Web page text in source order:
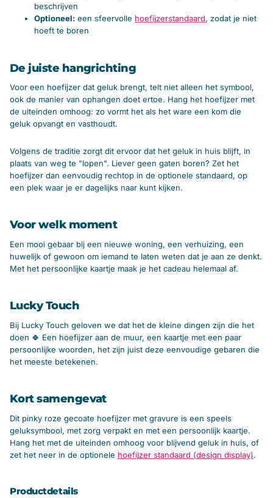
beschrijven
Optioneel: een sfeervolle hoefijzerstandaard, zodat je niet
hoeft te boren
De juiste hangrichting
Voor een hoefijzer dat geluk brengt, telt niet alleen het symbool,
ook de manier van ophangen doet ertoe. Hang het hoefijzer met
de uiteinden omhoog: zo vormt het als het ware een kom die
geluk opvangt en vasthoudt.
Volgens de traditie zorgt dit ervoor dat het geluk in huis blijft, in
plaats van weg te "lopen". Liever geen gaten boren? Zet het
hoefijzer dan eenvoudig rechtop in de optionele standaard, op
een plek waar je er dagelijks naar kunt kijken.
Voor welk moment
Een mooi gebaar bij een nieuwe woning, een verhuizing, een
huwelijk of gewoon om iemand te laten weten dat je aan ze denkt.
Met het persoonlijke kaartje maak je het cadeau helemaal af.
Lucky Touch
Bij Lucky Touch geloven we dat het de kleine dingen zijn die het
doen 🍀 Een hoefijzer aan de muur, een kaartje met een paar
persoonlijke woorden, het zijn juist deze eenvoudige gebaren die
het meeste betekenen.
Kort samengevat
Dit pinky roze gecoate hoefijzer met gravure is een speels
geluksymbool, met zorg verpakt en met een persoonlijk kaartje.
Hang het met de uiteinden omhoog voor blijvend geluk in huis, of
zet het neer in de optionele hoefijzer standaard (design display).
Productdetails